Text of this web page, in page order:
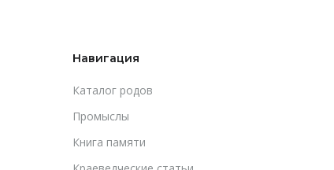
Навигация
Каталог родов
Промыслы
Книга памяти